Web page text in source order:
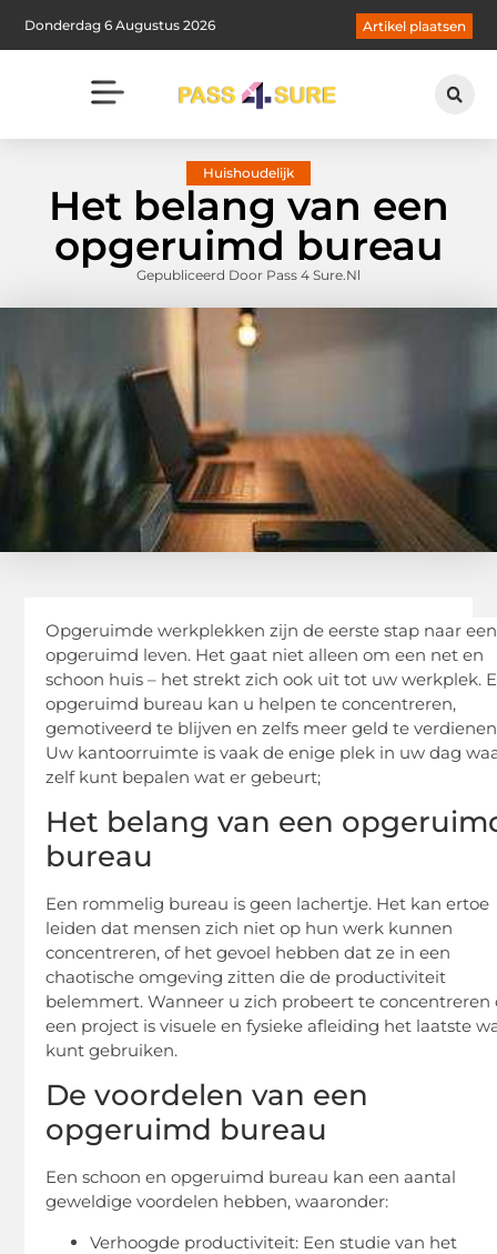
Donderdag 6 Augustus 2026 Artikel plaatsen
Huishoudelijk
Het belang van een
opgeruimd bureau
Gepubliceerd Door Pass 4 Sure.nl
Opgeruimde werkplekken zijn de eerste stap naar een
opgeruimd leven. Het gaat niet alleen om een net en
schoon huis – het strekt zich ook uit tot uw werkplek.
opgeruimd bureau kan u helpen te concentreren,
gemotiveerd te blijven en zelfs meer geld te
Uw kantoorruimte is vaak de enige plek in uw dag
zelf kunt bepalen wat er gebeurt;
Het belang van een
bureau
Een rommelig bureau is geen lachertje. Het kan ertoe
leiden dat mensen zich niet op hun werk kunnen
concentreren, of het gevoel hebben dat ze in een
chaotische omgeving zitten die de productiviteit
belemmert. Wanneer u zich probeert te concentreren
een project is visuele en fysieke afleiding het laatste
kunt gebruiken.
De voordelen van een
opgeruimd bureau
Een schoon en opgeruimd bureau kan een aantal
geweldige voordelen hebben, waaronder:
Verhoogde productiviteit: Een studie van het